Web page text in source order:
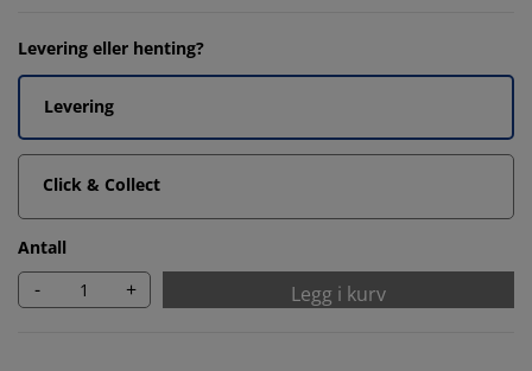
Levering eller henting?
Levering
Click & Collect
Antall
- + Legg i kurv